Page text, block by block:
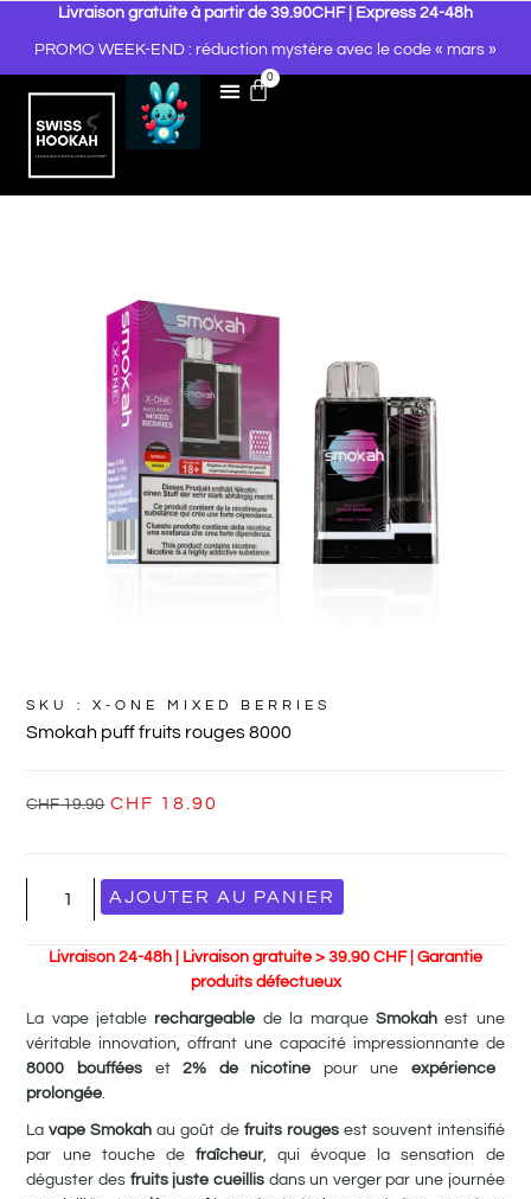
Livraison gratuite à partir de 39.90CHF | Express 24-48h
PROMO WEEK-END : réduction mystère avec le code « mars »
0
SKU : X-ONE MIXED BERRIES
Smokah puff fruits rouges 8000
CHF19.90 CHF 18.90
AJOUTER AU PANIER
Livraison 24-48h | Livraison gratuite > 39.90 CHF | Garantie
produits défectueux
La vape jetable rechargeable de la marqueSmokahest une
véritable innovation, offrant une capacité impressionnante de
8000 bouffées et2% de nicotine pour uneexpérience
prolongée
La vape Smokah au goût defruits rougesest souvent intensifié
par une touche de fraîcheur, qui évoque la sensation de
déguster des fruits juste cueillisdans un verger par une journée